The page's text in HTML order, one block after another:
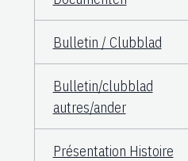
Bulletin / Clubblad
Bulletin/clubblad
autres/ander
Présentation Histoire